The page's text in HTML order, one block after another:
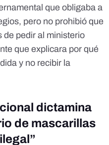
que obligaba a
pero no prohibió que
de pedir al ministerio
que explicara por qué
y no recibir la
dictamina
de mascarillas